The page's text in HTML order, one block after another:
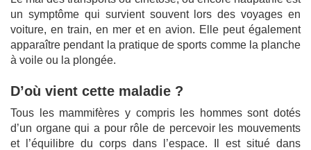
un symptôme qui survient souvent lors des voyages en
voiture, en train, en mer et en avion. Elle peut également
apparaître pendant la pratique de sports comme la planche
à voile ou la plongée.
D’où vient cette maladie ?
Tous les mammifères y compris les hommes sont dotés
d’un organe qui a pour rôle de percevoir les mouvements
et l’équilibre du corps dans l’espace. Il est situé dans